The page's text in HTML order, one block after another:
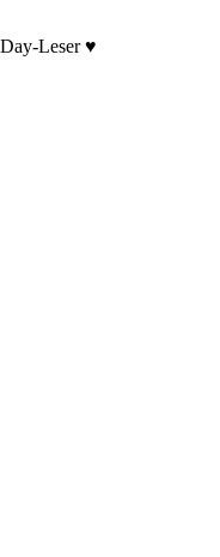
Leser ♥